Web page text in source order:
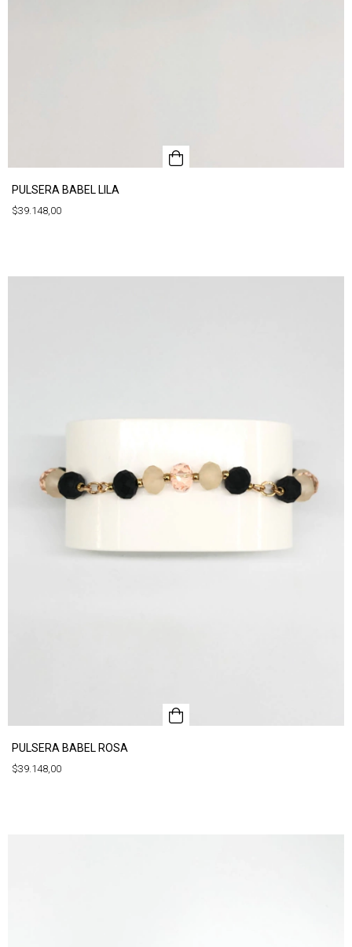
PULSERA BABEL LILA
$39.148,00
PULSERA BABEL ROSA
$39.148,00